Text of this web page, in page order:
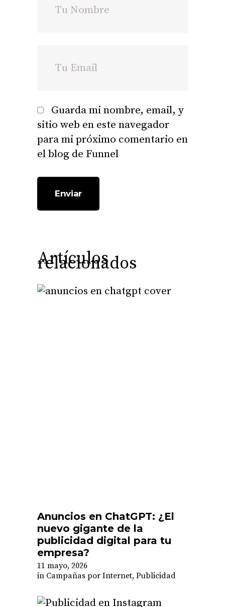
Guarda mi nombre, email, y
sitio web en este navegador
para mi próximo comentario en
el blog de Funnel
Anuncios en ChatGPT: ¿El
nuevo gigante de la
publicidad digital para tu
empresa?
11 mayo, 2026
in Campañas por Internet, Publicidad